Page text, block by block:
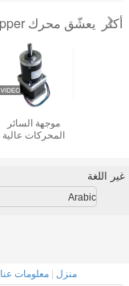
أكثر يعشّق محرك stepper
موجهة السائر
المحركات عالية
غير اللغة
Arabic
منزل معلومات عنا